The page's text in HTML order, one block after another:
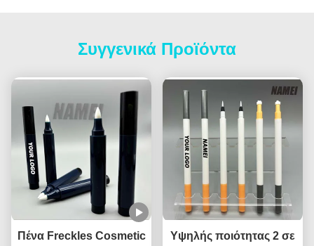
Συγγενικά Προϊόντα
Πένα Freckles Cosmetic
Υψηλής ποιότητας 2 σε